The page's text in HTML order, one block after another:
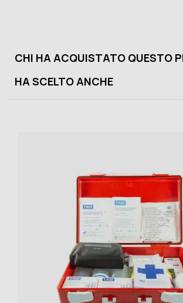
CHI HA ACQUISTATO QUESTO
HA SCELTO ANCHE